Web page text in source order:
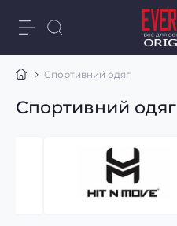
Спортивний одяг
Спортивний одяг